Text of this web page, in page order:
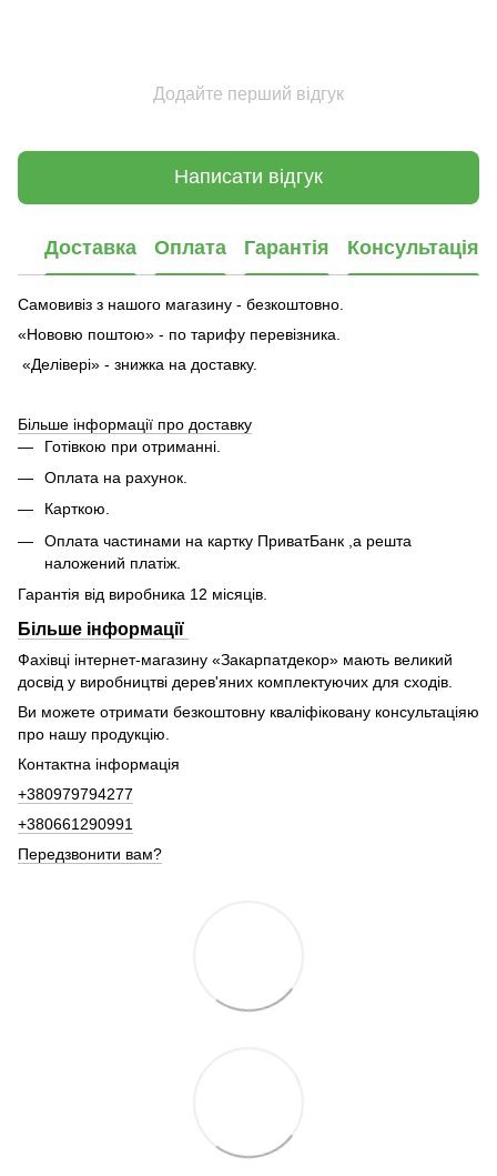
Додайте перший відгук
Написати відгук
Доставка Оплата Гарантія Консультація
Самовивіз з нашого магазину - безкоштовно.
«Нововю поштою» - по тарифу перевізника.
«Делівері» - знижка на доставку.
Більше інформації про доставку
Готівкою при отриманні.
Оплата на рахунок.
Карткою.
Оплата частинами на картку ПриватБанк ,а решта
наложений платіж.
Гарантія від виробника 12 місяців.
Більше інформації
Фахівці інтернет-магазину «Закарпатдекор» мають великий
досвід у виробництві дерев'яних комплектуючих для сходів.
Ви можете отримати безкоштовну кваліфіковану консультаціяю
про нашу продукцію.
Контактна інформація
+380979794277
+380661290991
Передзвонити вам?